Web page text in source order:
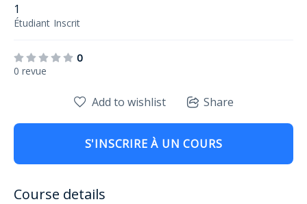
1
Étudiant Inscrit
0
0 revue
Add to wishlist Share
S'INSCRIRE À UN COURS
Course details